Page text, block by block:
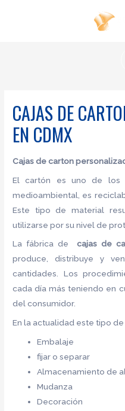
CAJAS DE
EN CDMX
Cajas de carton
El cartón es uno de los
medioambiental, es
Este tipo de material
utilizarse por su nivel de
La fábrica decajas de
produce, distribuye y
cantidades. Los
cada día más teniendo en
del consumidor.
En la actualidad este tipo
Embalaje
fijar o separar
Almacenamiento de
Mudanza
Decoración